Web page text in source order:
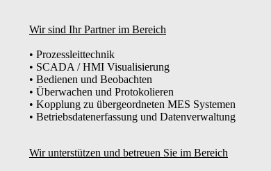
Wir sind Ihr Partner im Bereich
• Prozessleittechnik
• SCADA / HMI Visualisierung
• Bedienen und Beobachten
• Überwachen und Protokolieren
• Kopplung zu übergeordneten MES Systemen
• Betriebsdatenerfassung und Datenverwaltung
Wir unterstützen und betreuen Sie im Bereich